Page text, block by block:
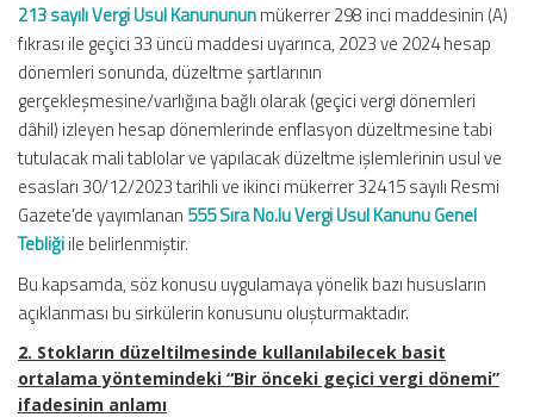
213 sayılı Vergi Usul Kanunununmükerrer 298 inci maddesinin (A)
fıkrası ile geçici 33 üncü maddesi uyarınca, 2023 ve 2024 hesap
dönemleri sonunda, düzeltme şartlarının
gerçekleşmesine/varlığına bağlı olarak (geçici vergi dönemleri
dâhil) izleyen hesap dönemlerinde enflasyon düzeltmesine tabi
tutulacak mali tablolar ve yapılacak düzeltme işlemlerinin usul ve
esasları 30/12/2023 tarihli ve ikinci mükerrer 32415 sayılı Resmi
Gazete’de yayımlanan 555 Sıra No.lu Vergi Usul Kanunu Genel
Tebliğiile belirlenmiştir.
Bu kapsamda, söz konusu uygulamaya yönelik bazı hususların
açıklanması bu sirkülerin konusunu oluşturmaktadır.
2. Stokların düzeltilmesinde kullanılabilecek basit
ortalama yöntemindeki “Bir önceki geçici vergi dönemi”
ifadesinin anlamı